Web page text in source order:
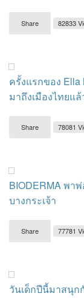
Share 82833
ครั้งแรกของ
มาถึงเมืองไทยแล้
Share 78081
BIODERMA พ
บางกระเจ้า
Share 77781
วันเด็กปีนี้มาสนุก